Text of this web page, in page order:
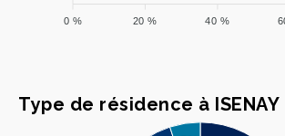
40 %
20 %
0 %
Type de résidence à ISENAY